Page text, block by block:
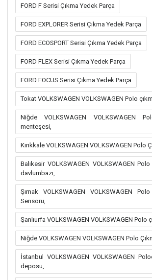
FORD F Serisi Çıkma Yedek Parça
FORD EXPLORER Serisi Çıkma Yedek Parça
FORD ECOSPORT Serisi Çıkma Yedek Parça
FORD FLEX Serisi Çıkma Yedek Parça
FORD FOCUS Serisi Çıkma Yedek Parça
Tokat VOLKSWAGEN VOLKSWAGEN Polo
Niğde VOLKSWAGEN VOLKSWAGEN
menteşesi,
Kırıkkale VOLKSWAGEN VOLKSWAGEN Polo
Balıkesir VOLKSWAGEN VOLKSWAGEN
davlumbazı,
Şırnak VOLKSWAGEN VOLKSWAGEN
Sensörü,
Şanlıurfa VOLKSWAGEN VOLKSWAGEN Polo
Niğde VOLKSWAGEN VOLKSWAGEN Polo
İstanbul VOLKSWAGEN VOLKSWAGEN
deposu,